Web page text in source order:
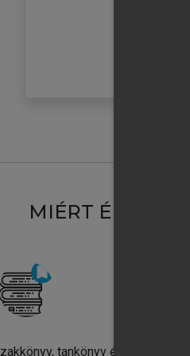
MIÉRT
tankönyv és